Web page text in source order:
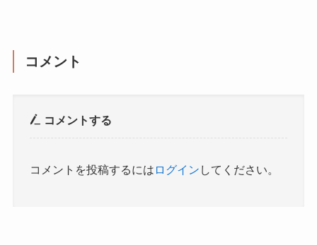
コメント
コメントする
コメントを投稿するには ログイン してください。